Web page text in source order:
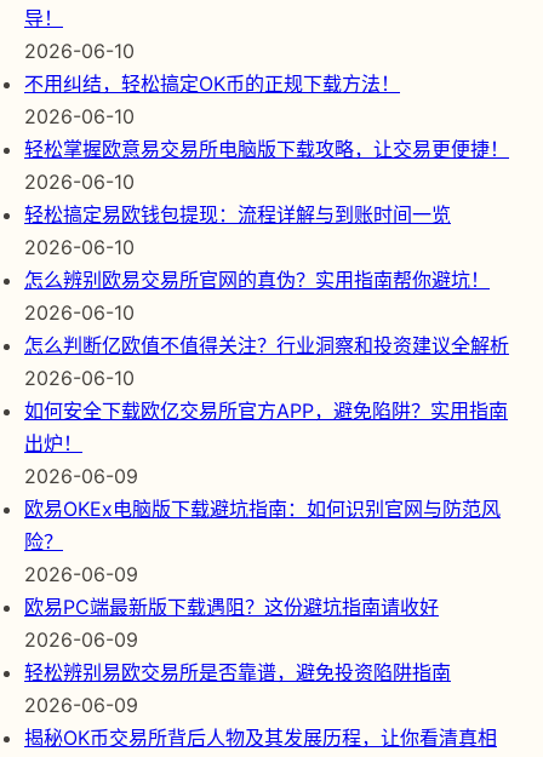
导！
2026-06-10
不用纠结，轻松搞定OK币的正规下载方法！
2026-06-10
轻松掌握欧意易交易所电脑版下载攻略，让交易更便捷！
2026-06-10
轻松搞定易欧钱包提现：流程详解与到账时间一览
2026-06-10
怎么辨别欧易交易所官网的真伪？实用指南帮你避坑！
2026-06-10
怎么判断亿欧值不值得关注？行业洞察和投资建议全解析
2026-06-10
如何安全下载欧亿交易所官方APP，避免陷阱？实用指南
出炉！
2026-06-09
欧易OKEx电脑版下载避坑指南：如何识别官网与防范风
险？
2026-06-09
欧易PC端最新版下载遇阻？这份避坑指南请收好
2026-06-09
轻松辨别易欧交易所是否靠谱，避免投资陷阱指南
2026-06-09
揭秘OK币交易所背后人物及其发展历程，让你看清真相